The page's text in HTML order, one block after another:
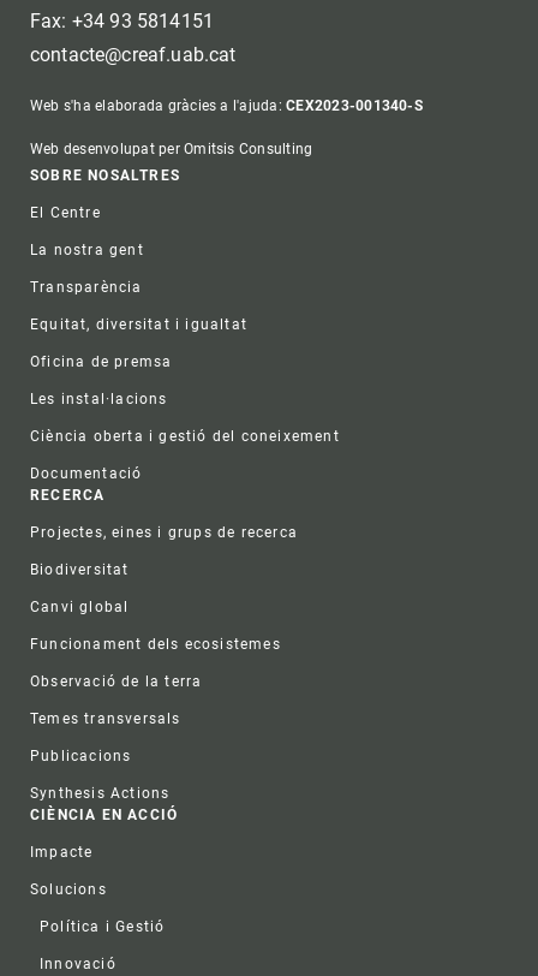
Fax: +34 93 5814151
contacte@creaf.uab.cat
Web s'ha elaborada gràcies a l'ajuda:CEX2023-001340-S
Web desenvolupat per Omitsis Consulting
Footer
SOBRE NOSALTRES
El Centre
La nostra gent
Transparència
Equitat, diversitat i igualtat
Oficina de premsa
Les instal·lacions
Ciència oberta i gestió del coneixement
Documentació
RECERCA
Projectes, eines i grups de recerca
Biodiversitat
Canvi global
Funcionament dels ecosistemes
Observació de la terra
Temes transversals
Publicacions
Synthesis Actions
CIÈNCIA EN ACCIÓ
Impacte
Solucions
Política i Gestió
Innovació